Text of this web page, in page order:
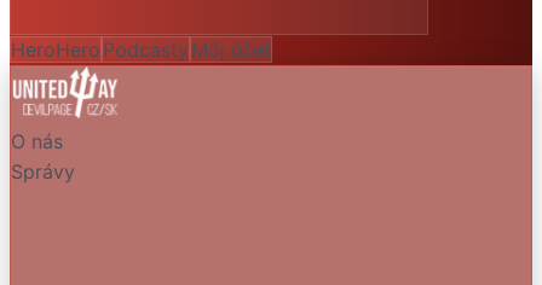
HeroHero Podcasty Môj účet
O nás
Správy